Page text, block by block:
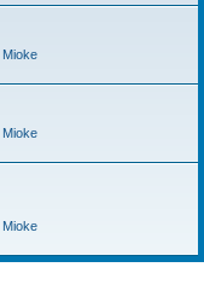
Mioke
Mioke
Mioke